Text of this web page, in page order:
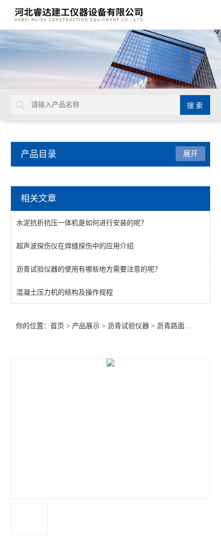
产品目录
数字式旋转粘度计
路面橡胶沥青灌封胶拉伸试验仪
沥青压力老化系统
自动沥青溶解度测定仪
沥青路面检测仪器
展开
相关文章
水泥抗折抗压一体机是如何进行安装的呢？
超声波探伤仪在焊缝探伤中的应用介绍
沥青试验仪器的使用有哪些地方需要注意的呢？
混凝土压力机的结构及操作规程
你的位置：首页 > 产品展示 >沥青试验仪器 >沥青路面检测仪器